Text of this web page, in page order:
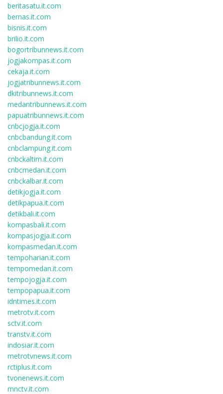
beritasatu.it.com
bernas.it.com
bisnis.it.com
brilio.it.com
bogortribunnews.it.com
jogjakompas.it.com
cekaja.it.com
jogjatribunnews.it.com
dkitribunnews.it.com
medantribunnews.it.com
papuatribunnews.it.com
cnbcjogja.it.com
cnbcbandung.it.com
cnbclampung.it.com
cnbckaltim.it.com
cnbcmedan.it.com
cnbckalbar.it.com
detikjogja.it.com
detikpapua.it.com
detikbali.it.com
kompasbali.it.com
kompasjogja.it.com
kompasmedan.it.com
tempoharian.it.com
tempomedan.it.com
tempojogja.it.com
tempopapua.it.com
idntimes.it.com
metrotv.it.com
sctv.it.com
transtv.it.com
indosiar.it.com
metrotvnews.it.com
rctiplus.it.com
tvonenews.it.com
mnctv.it.com